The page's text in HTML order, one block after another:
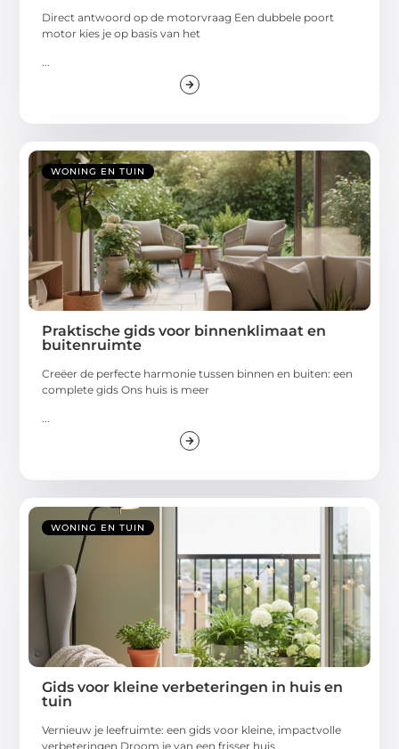
Direct antwoord op de motorvraag Een dubbele poort
motor kies je op basis van het
...
WONING EN TUIN
Praktische gids voor binnenklimaat en
buitenruimte
Creëer de perfecte harmonie tussen binnen en buiten: een
complete gids Ons huis is meer
...
WONING EN TUIN
Gids voor kleine verbeteringen in huis en
tuin
Vernieuw je leefruimte: een gids voor kleine, impactvolle
verbeteringen Droom je van een frisser huis